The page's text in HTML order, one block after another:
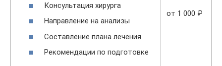
Консультация хирурга
Направление на анализы
Составление плана лечения
Рекомендации по подготовке
от 1 000 ₽